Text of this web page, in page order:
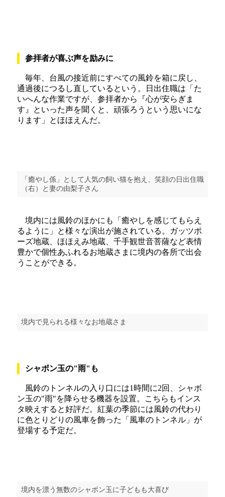
参拝者が喜ぶ声を励みに
毎年、台風の接近前にすべての風鈴を箱に戻し、
通過後につるし直しているという。日出住職は「た
いへんな作業ですが、参拝者から『心が安らぎま
す』といった声を聞くと、頑張ろうという思いにな
ります」とほほえんだ。
「癒やし係」として人気の飼い猫を抱え、笑顔の日出住職
（右）と妻の由梨子さん
境内には風鈴のほかにも「癒やしを感じてもらえ
るように」と様々な演出が施されている。ガッツポ
ーズ地蔵、ほほえみ地蔵、千手観世音菩薩など表情
豊かで個性あふれるお地蔵さまに境内の各所で出会
うことができる。
境内で見られる様々なお地蔵さま
シャボン玉の"雨"も
風鈴のトンネルの入り口には1時間に2回、シャボ
ン玉の"雨"を降らせる機器を設置。こちらもインス
タ映えすると好評だ。紅葉の季節には風鈴の代わり
に色とりどりの風車を飾った「風車のトンネル」が
登場する予定だ。
境内を漂う無数のシャボン玉に子どもも大喜び